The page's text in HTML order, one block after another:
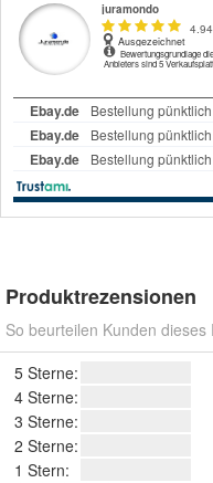
Produktrezensionen
So beurteilen Kunden dieses
5 Sterne:
4 Sterne:
3 Sterne:
2 Sterne:
1 Stern: